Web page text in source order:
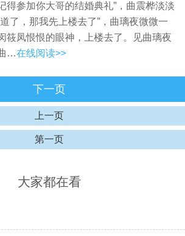
得参加你大哥的结婚典礼”，曲震桦淡淡
了，那我先上楼去了”，曲璃夜微微一
筱凤恨恨的眼神，上楼去了。见曲璃夜
…在线阅读>>
下一页
上一页
第一页
大家都在看